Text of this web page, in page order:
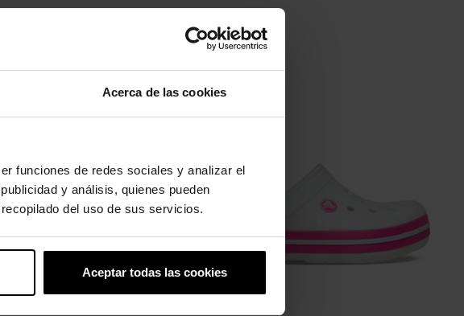
Acerca de las cookies
funciones de redes sociales y analizar el
y análisis, quienes pueden
del uso de sus servicios.
Aceptar todas las cookies